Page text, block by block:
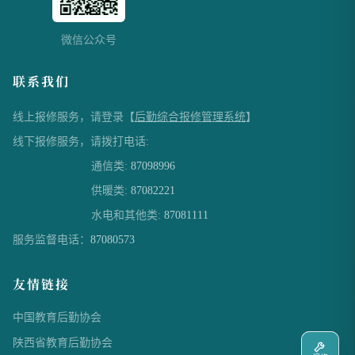
微信公众号
联系我们
线上报修服务，请登录【后勤综合报修管理系统】
线下报修服务，请拨打电话:
通信类:87098996
供暖类:87082221
水电和其他类:87081111
服务监督电话： 87080573
友情链接
中国教育后勤协会
陕西省教育后勤协会